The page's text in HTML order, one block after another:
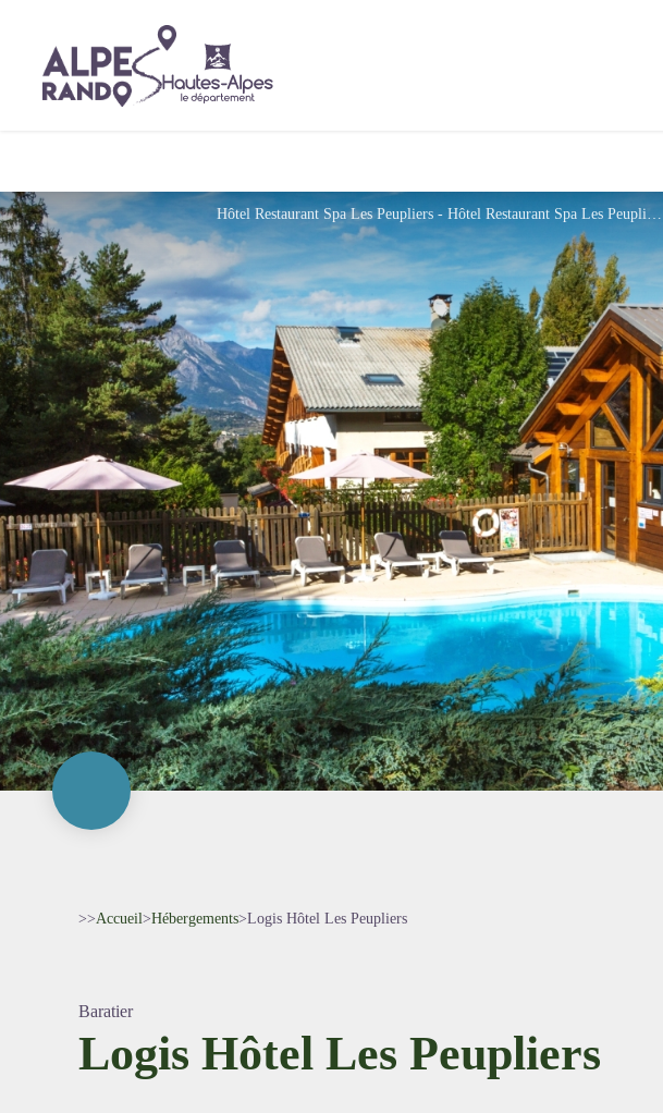
Hôtel Restaurant Spa Les Peupliers - Hôtel Restaurant Spa Les Peupliers
>>Accueil>Hébergements>Logis Hôtel Les Peupliers
Baratier
Logis Hôtel Les Peupliers